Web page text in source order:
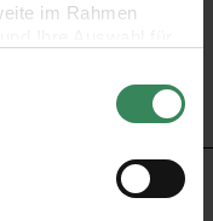
im Rahmen
jederzeit über den
der Seite
der